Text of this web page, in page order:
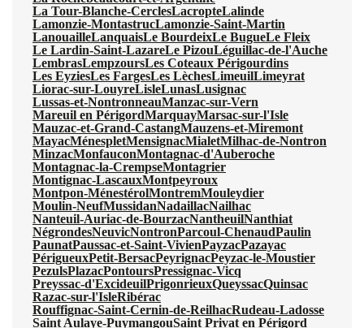
La Tour-Blanche-CerclesLacropteLalinde
Lamonzie-MontastrucLamonzie-Saint-Martin
LanouailleLanquaisLe BourdeixLe BugueLe Fleix
Le Lardin-Saint-LazareLe PizouLéguillac-de-l'Auche
LembrasLempzoursLes Coteaux Périgourdins
Les EyziesLes FargesLes LèchesLimeuilLimeyrat
Liorac-sur-LouyreLisleLunasLusignac
Lussas-et-NontronneauManzac-sur-Vern
Mareuil en PérigordMarquayMarsac-sur-l'Isle
Mauzac-et-Grand-CastangMauzens-et-Miremont
MayacMénespletMensignacMialetMilhac-de-Nontron
MinzacMonfauconMontagnac-d'Auberoche
Montagnac-la-CrempseMontagrier
Montignac-LascauxMontpeyroux
Montpon-MénestérolMontremMouleydier
Moulin-NeufMussidanNadaillacNailhac
Nanteuil-Auriac-de-BourzacNantheuilNanthiat
NégrondesNeuvicNontronParcoul-ChenaudPaulin
PaunatPaussac-et-Saint-VivienPayzacPazayac
PérigueuxPetit-BersacPeyrignacPeyzac-le-Moustier
PezulsPlazacPontoursPressignac-Vicq
Preyssac-d'ExcideuilPrigonrieuxQueyssacQuinsac
Razac-sur-l'IsleRibérac
Rouffignac-Saint-Cernin-de-ReilhacRudeau-Ladosse
Saint Aulaye-PuymangouSaint Privat en Périgord